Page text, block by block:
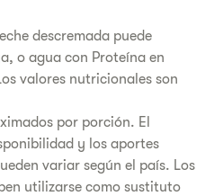
descremada puede
o agua con Proteína en
valores nutricionales son
por porción. El
y los aportes
variar según el país. Los
utilizarse como sustituto